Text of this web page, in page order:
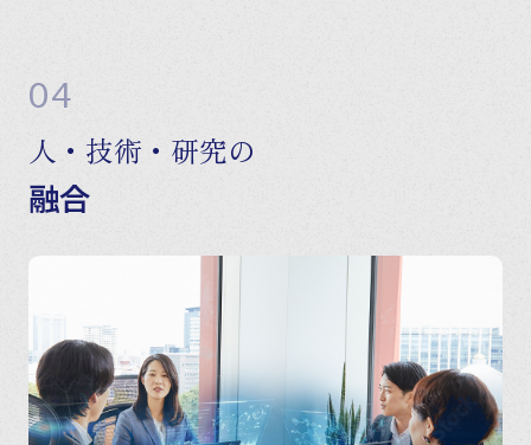
04
人・技術・研究の
融合